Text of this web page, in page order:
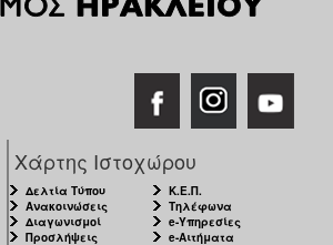
Χάρτης Ιστοχώρου
Δελτία Τύπου
Ανακοινώσεις
Διαγωνισμοί
Προσλήψεις
Κ.Ε.Π.
Τηλέφωνα
e-Υπηρεσίες
e-Αιτήματα